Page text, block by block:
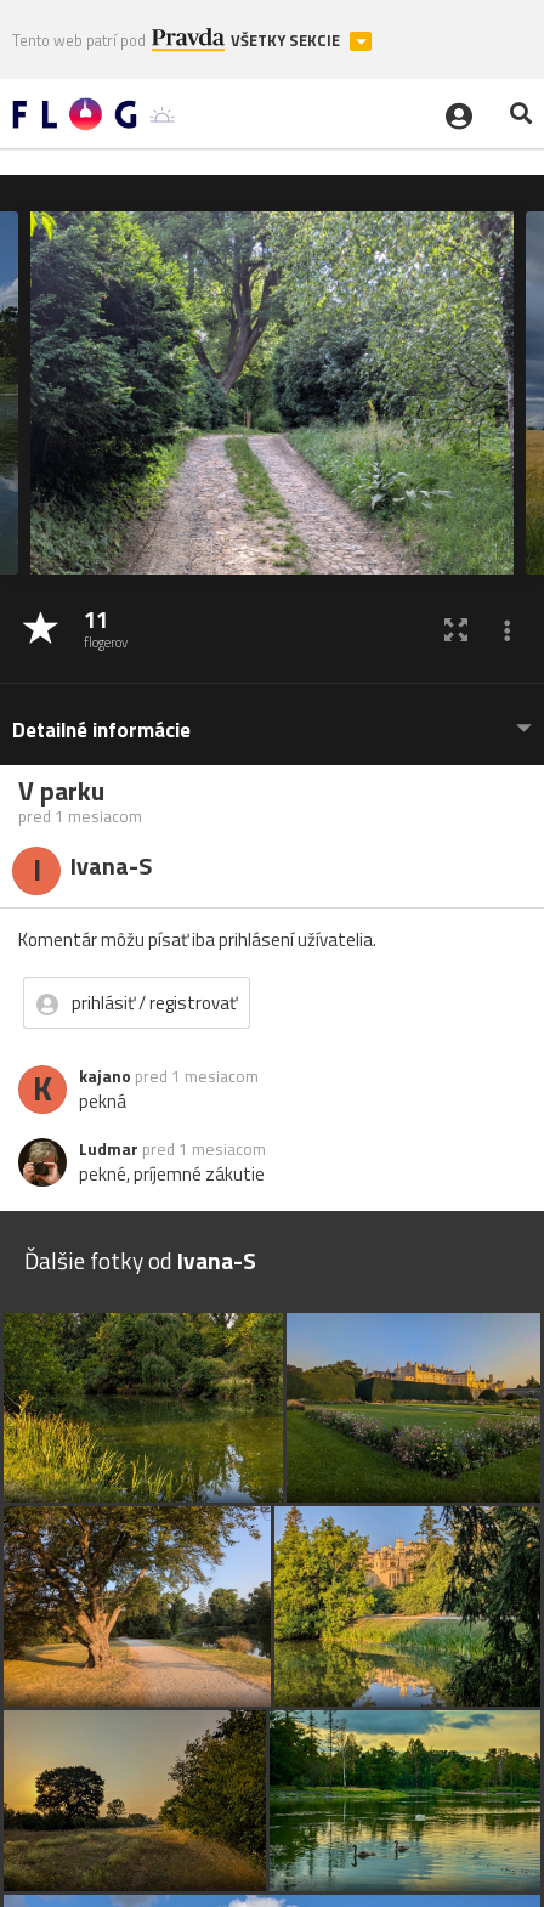
Tento web patrí pod VŠETKY SEKCIE
11
flogerov
Detailné informácie
V parku
pred 1 mesiacom
I Ivana-S
Komentár môžu písať iba prihlásení užívatelia.
prihlásiť / registrovať
K kajano pred 1 mesiacom
pekná
Ludmar pred 1 mesiacom
pekné, príjemné zákutie
Ďalšie fotky od Ivana-S